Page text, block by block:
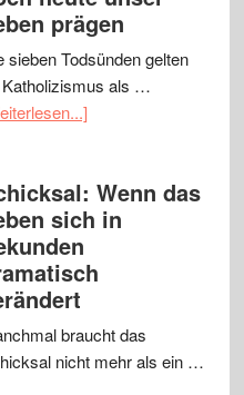
prägen
sieben Todsünden gelten
als …
Wenn das
sich in
braucht das
nicht mehr als ein …